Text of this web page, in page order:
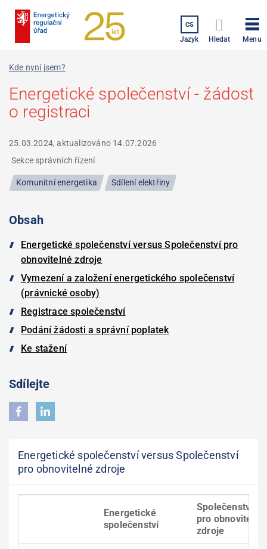
CS
Jazyk Hledat Menu
Kde nyní jsem?
Energetické společenství - žádost
o registraci
25.03.2024, aktualizováno 14.07.2026
Sekce správních řízení
Komunitní energetika Sdílení elektřiny
Energetické společenství versus Společenství
pro obnovitelné zdroje
Energetické
společenství
Společenství
pro obnovitelné
zdroje
Obsah
Energetické společenství versus Společenství pro
obnovitelné zdroje
Vymezení a založení energetického společenství
(právnické osoby)
Registrace společenství
Podání žádosti a správní poplatek
Ke stažení
Sdílejte